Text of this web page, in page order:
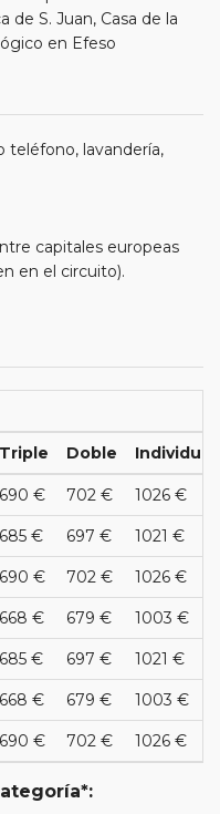
de S. Juan, Casa de la
en Efeso
teléfono, lavandería,
capitales europeas
en el circuito).
Triple Doble Individual
690 € 702 € 1026 €
685 € 697 € 1021 €
690 € 702 € 1026 €
668 € 679 € 1003 €
685 € 697 € 1021 €
668 € 679 € 1003 €
690 € 702 € 1026 €